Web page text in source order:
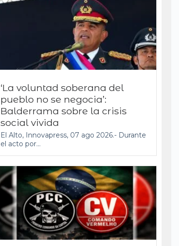
‘La voluntad soberana del
pueblo no se negocia’:
Balderrama sobre la crisis
social vivida
El Alto, Innovapress, 07 ago 2026.- Durante
el acto por...